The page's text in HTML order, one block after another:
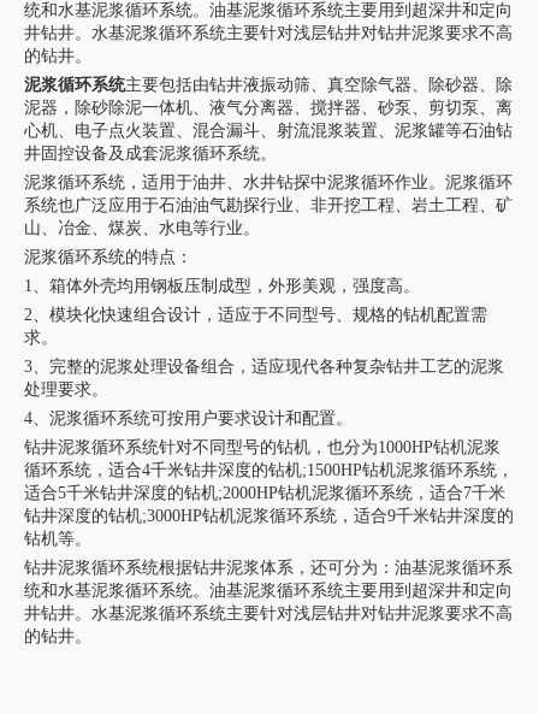
统和水基泥浆循环系统。油基泥浆循环系统主要用到超深井和定向
井钻井。水基泥浆循环系统主要针对浅层钻井对钻井泥浆要求不高
的钻井。
泥浆循环系统主要包括由钻井液振动筛、真空除气器、除砂器、除
泥器，除砂除泥一体机、液气分离器、搅拌器、砂泵、剪切泵、离
心机、电子点火装置、混合漏斗、射流混浆装置、 泥浆罐等石油钻
井固控设备及成套泥浆循环系统。
泥浆循环系统，适用于油井、水井钻探中泥浆循环作业。泥浆循环
系统也广泛应用于石油油气勘探行业、非开挖工程、岩土工程、矿
山、冶金、煤炭、水电等行业。
泥浆循环系统的特点：
1、箱体外壳均用钢板压制成型，外形美观，强度高。
2、模块化快速组合设计，适应于不同型号、规格的钻机配置需
求。
3、完整的泥浆处理设备组合，适应现代各种复杂钻井工艺的泥浆
处理要求。
4、泥浆循环系统可按用户要求设计和配置。
钻井泥浆循环系统针对不同型号的钻机，也分为1000HP钻机泥浆
循环系统，适合4千米钻井深度的钻机;1500HP钻机泥浆循环系统，
适合5千米钻井深度的钻机;2000HP钻机泥浆循环系统，适合7千米
钻井深度的钻机;3000HP钻机泥浆循环系统，适合9千米钻井深度的
钻机等。
钻井泥浆循环系统根据钻井泥浆体系，还可分为：油基泥浆循环系
统和水基泥浆循环系统。油基泥浆循环系统主要用到超深井和定向
井钻井。水基泥浆循环系统主要针对浅层钻井对钻井泥浆要求不高
的钻井。